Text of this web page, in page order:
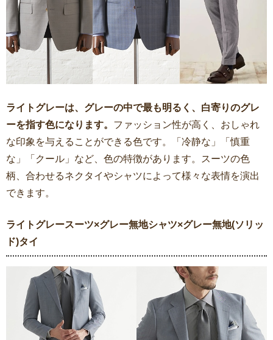
ライトグレーは、グレーの中で最も明るく、白寄りのグレ
ーを指す色になります。 ファッション性が高く、おしゃれ
な印象を与えることができる色です。「冷静な」「慎重
な」「クール」など、色の特徴があります。スーツの色
柄、合わせるネクタイやシャツによって様々な表情を演出
できます。
ライトグレースーツ×グレー無地シャツ×グレー無地(ソリッ
ド)タイ